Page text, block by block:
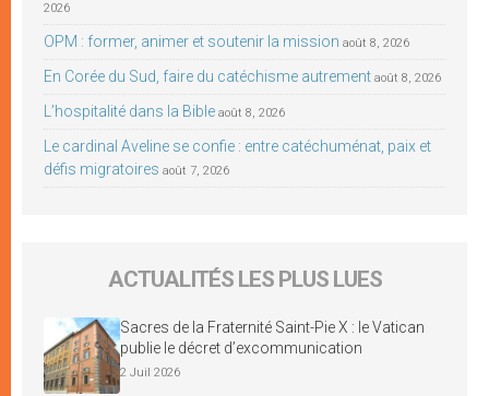
2026
OPM : former, animer et soutenir la mission août 8, 2026
En Corée du Sud, faire du catéchisme autrement août 8, 2026
L’hospitalité dans la Bible août 8, 2026
Le cardinal Aveline se confie : entre catéchuménat, paix et
défis migratoires août 7, 2026
ACTUALITÉS LES PLUS LUES
Sacres de la Fraternité Saint-Pie X : le Vatican
publie le décret d’excommunication
2 Juil 2026